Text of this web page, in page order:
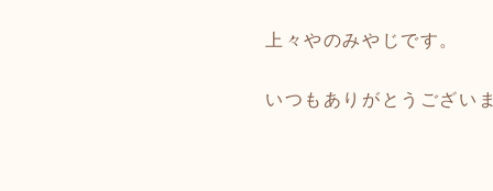
上々やのみやじです。
いつもありがとうござい